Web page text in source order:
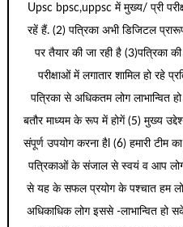
Upsc bpsc,uppsc में मुख्य/ प्री
रहें हैं. (2) पत्रिका अभी डिजिटल
पर तैयार की जा रही है (3)पत्रिका
परीक्षाओं में लगातार शामिल हो रहे
पत्रिका से अधिकतम लोग लाभान्वित
बतौर माध्यम के रूप में होगें (5) मुख्य
संपूर्ण उपयोग करना हैl (6) हमारी
पत्रिकाओं के संजाल से स्वयं व आप लोगों
से यह के सफल प्रयोग के पश्चात हम
अधिकाधिक लोग इससे -लाभान्वित हो